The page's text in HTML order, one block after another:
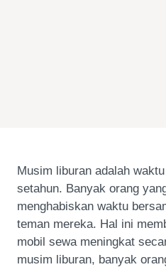
Musim liburan adalah
setahun. Banyak orang
menghabiskan waktu
teman mereka. Hal ini
mobil sewa meningkat
musim liburan, banyak